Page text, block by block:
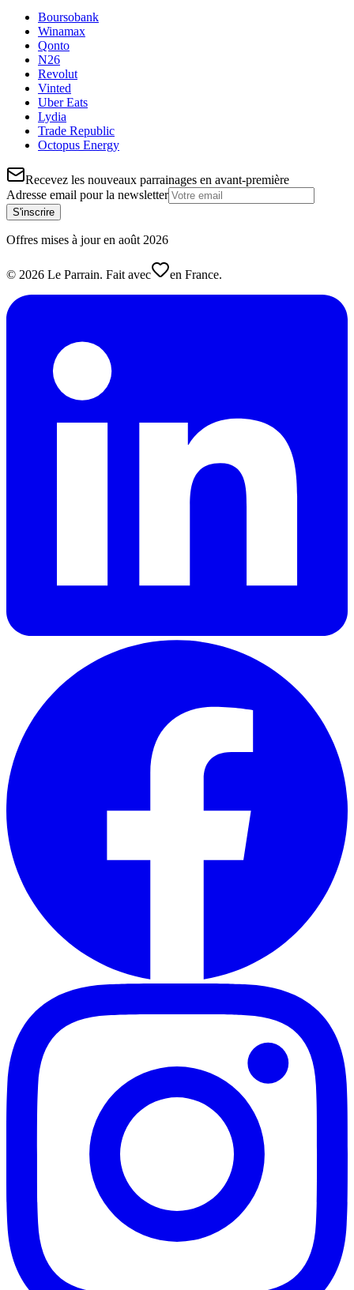
Boursobank
Winamax
Qonto
N26
Revolut
Vinted
Uber Eats
Lydia
Trade Republic
Octopus Energy
Recevez les nouveaux parrainages en avant-première
Adresse email pour la newsletter
S'inscrire
Offres mises à jour en août 2026
© 2026 Le Parrain. Fait avec en France.